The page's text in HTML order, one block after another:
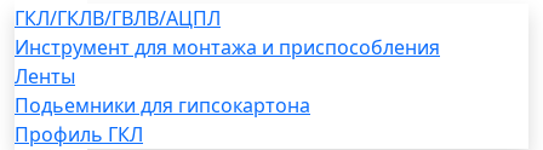
ГКЛ/ГКЛВ/ГВЛВ/АЦПЛ
Инструмент для монтажа и приспособления
Ленты
Подьемники для гипсокартона
Профиль ГКЛ